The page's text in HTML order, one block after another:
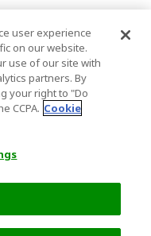
user experience
on our website.
use of our site with
partners. By
your right to "Do
CCPA. Cookie